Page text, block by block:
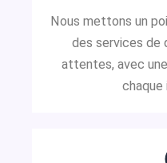
Nous mettons un
des services de
attentes, avec
chaque